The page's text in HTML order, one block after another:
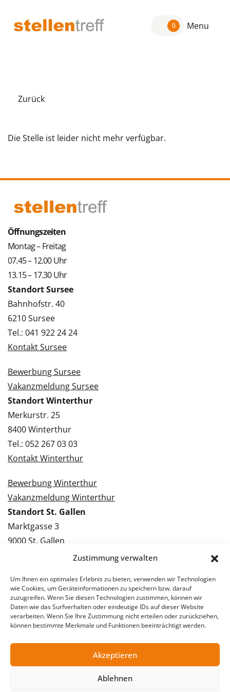
Zustimmung verwalten
Um Ihnen ein optimales Erlebnis zu bieten, verwenden wir Technologien
wie Cookies, um Geräteinformationen zu speichern bzw. darauf
zuzugreifen. Wenn Sie diesen Technologien zustimmen, können wir
Daten wie das Surfverhalten oder eindeutige IDs auf dieser Website
verarbeiten. Wenn Sie Ihre Zustimmung nicht erteilen oder zurückziehen,
können bestimmte Merkmale und Funktionen beeinträchtigt werden.
Akzeptieren
Ablehnen
0 Menu
Zurück
Die Stelle ist leider nicht mehr verfügbar.
Öffnungszeiten
Montag – Freitag
07.45 – 12.00 Uhr
13.15 – 17.30 Uhr
Standort Sursee
Bahnhofstr. 40
6210 Sursee
Tel.: 041 922 24 24
Kontakt Sursee
Bewerbung Sursee
Vakanzmeldung Sursee
Standort Winterthur
Merkurstr. 25
8400 Winterthur
Tel.: 052 267 03 03
Kontakt Winterthur
Bewerbung Winterthur
Vakanzmeldung Winterthur
Standort St. Gallen
Marktgasse 3
9000 St. Gallen
Tel.: 071 228 09 09
Bewerbung St. Gallen
Vakanzmeldung St. Gallen
© 2026 Stellentreff AG